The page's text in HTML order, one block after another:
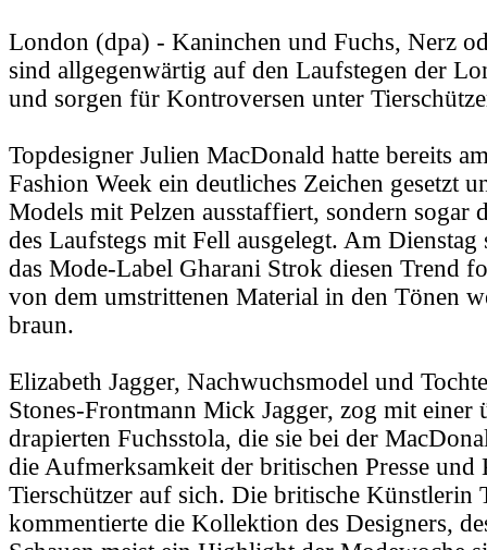
London (dpa) - Kaninchen und Fuchs, Nerz
sind allgegenwärtig auf den Laufstegen der
und sorgen für Kontroversen unter
Topdesigner Julien MacDonald hatte bereits
Fashion Week ein deutliches Zeichen gesetzt
Models mit Pelzen ausstaffiert, sondern sogar
des Laufstegs mit Fell ausgelegt. Am Dienstag
das Mode-Label Gharani Strok diesen Trend
von dem umstrittenen Material in den Tönen
braun.
Elizabeth Jagger, Nachwuchsmodel und
Stones-Frontmann Mick Jagger, zog mit einer
drapierten Fuchsstola, die sie bei der
die Aufmerksamkeit der britischen Presse
Tierschützer auf sich. Die britische Künstlerin
kommentierte die Kollektion des Designers,